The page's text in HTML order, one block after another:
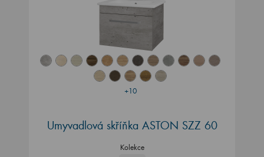
+10
Umyvadlová skříňka ASTON SZZ 60
Kolekce